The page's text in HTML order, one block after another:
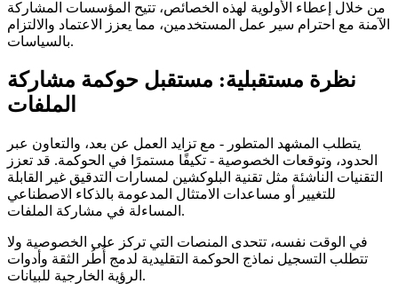
من خلال إعطاء الأولوية لهذه الخصائص، تتيح المؤسسات المشاركة
الآمنة مع احترام سير عمل المستخدمين، مما يعزز الاعتماد والالتزام
بالسياسات.
نظرة مستقبلية: مستقبل حوكمة مشاركة
الملفات
يتطلب المشهد المتطور - مع تزايد العمل عن بعد، والتعاون عبر
الحدود، وتوقعات الخصوصية - تكيفًا مستمرًا في الحوكمة. قد تعزز
التقنيات الناشئة مثل تقنية البلوكشين لمسارات التدقيق غير القابلة
للتغيير أو مساعدات الامتثال المدعومة بالذكاء الاصطناعي
المساءلة في مشاركة الملفات.
في الوقت نفسه، تتحدى المنصات التي تركز على الخصوصية ولا
تتطلب التسجيل نماذج الحوكمة التقليدية لدمج أُطُر الثقة وأدوات
الرؤية الخارجية للبيانات.